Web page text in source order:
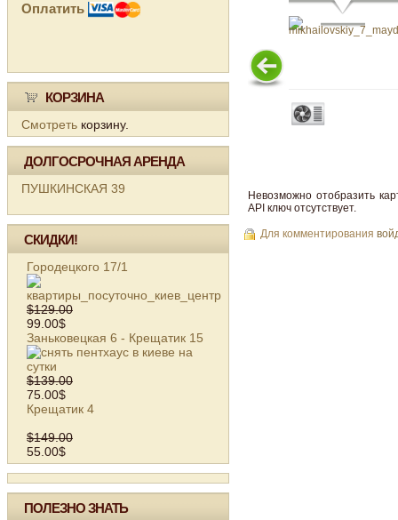
Оплатить
КОРЗИНА
Смотреть корзину.
ДОЛГОСРОЧНАЯ АРЕНДА
ПУШКИНСКАЯ 39
СКИДКИ!
Городецкого 17/1
$129.00
99.00$
Заньковецкая 6 - Крещатик 15
$139.00
75.00$
Крещатик 4
$149.00
55.00$
ПОЛЕЗНО ЗНАТЬ
Невозможно отобразить
API ключ отсутствует.
Для комментирования